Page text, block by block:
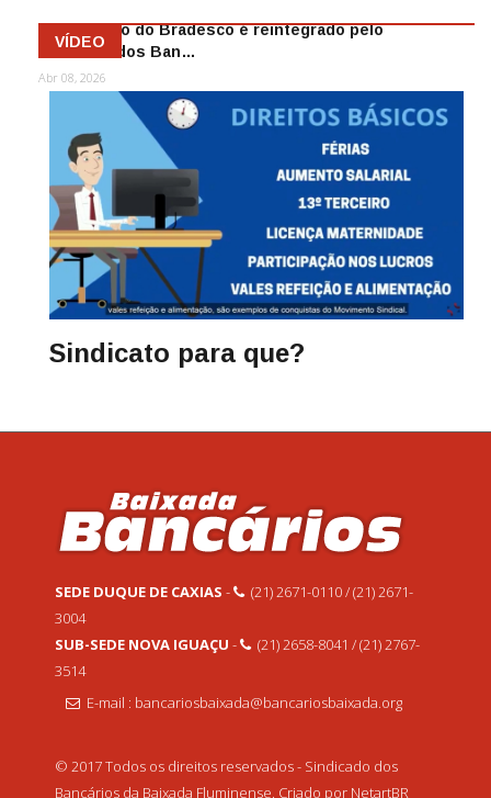
Funcionário do Bradesco é reintegrado pelo
Sindicato dos Ban…
Abr 08, 2026
VÍDEO
Sindicato para que?
SEDE DUQUE DE CAXIAS -
(21) 2671-0110 / (21) 2671-
3004
SUB-SEDE NOVA IGUAÇU -
(21) 2658-8041 / (21) 2767-
3514
E-mail : bancariosbaixada@bancariosbaixada.org
© 2017 Todos os direitos reservados - Sindicado dos
Bancários da Baixada Fluminense. Criado por NetartBR